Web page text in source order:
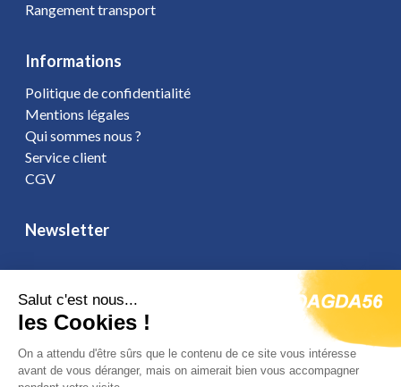
Rangement transport
Informations
Politique de confidentialité
Mentions légales
Qui sommes nous ?
Service client
CGV
Newsletter
Vous affirmez avoir pris connaissance de notre
politique de
. Vous disposez d'un droit d'accès, de rectification et
d'opposition.
Salut c'est nous...
les Cookies !
On a attendu d'être sûrs que le contenu de ce site vous intéresse
avant de vous déranger, mais on aimerait bien vous accompagner